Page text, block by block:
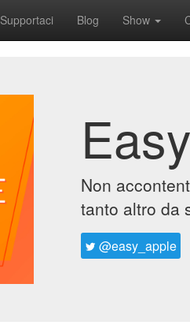
Supportaci Blog Show
Non
tanto altro da
@easy_apple